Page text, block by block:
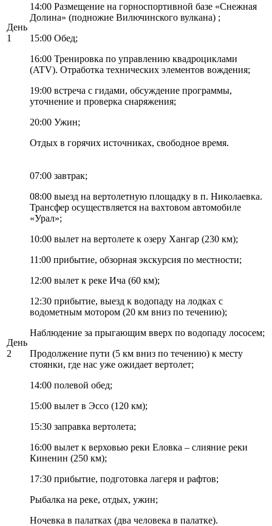
День
1
14:00 Размещение на горноспортивной базе «Снежная
Долина» (подножие Вилючинского вулкана) ;
15:00 Обед;
16:00 Тренировка по управлению квадроциклами
(ATV). Отработка технических элементов вождения;
19:00 встреча с гидами, обсуждение программы,
уточнение и проверка снаряжения;
20:00 Ужин;
Отдых в горячих источниках, свободное время.
День
2
07:00 завтрак;
08:00 выезд на вертолетную площадку в п. Николаевка.
Трансфер осуществляется на вахтовом автомобиле
«Урал»;
10:00 вылет на вертолете к озеру Хангар (230 км);
11:00 прибытие, обзорная экскурсия по местности;
12:00 вылет к реке Ича (60 км);
12:30 прибытие, выезд к водопаду на лодках с
водометным мотором (20 км вниз по течению);
Наблюдение за прыгающим вверх по водопаду лососем;
Продолжение пути (5 км вниз по течению) к месту
стоянки, где нас уже ожидает вертолет;
14:00 полевой обед;
15:00 вылет в Эссо (120 км);
15:30 заправка вертолета;
16:00 вылет к верховью реки Еловка – слияние реки
Киненин (250 км);
17:30 прибытие, подготовка лагеря и рафтов;
Рыбалка на реке, отдых, ужин;
Ночевка в палатках (два человека в палатке).